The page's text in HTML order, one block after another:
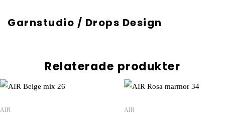
Garnstudio / Drops Design
Relaterade produkter
AIR AIR